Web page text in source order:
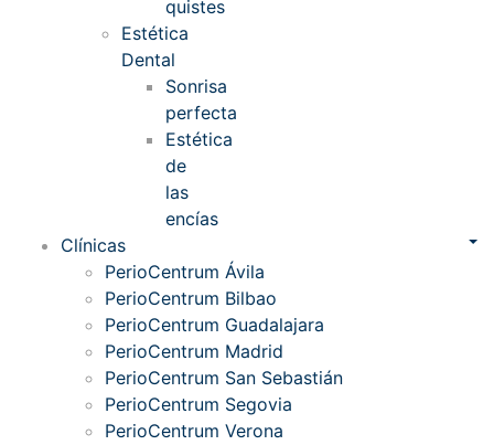
quistes
Estética
Dental
Sonrisa
perfecta
Estética
de
las
encías
Clínicas
PerioCentrum Ávila
PerioCentrum Bilbao
PerioCentrum Guadalajara
PerioCentrum Madrid
PerioCentrum San Sebastián
PerioCentrum Segovia
PerioCentrum Verona